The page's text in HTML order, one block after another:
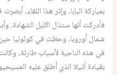
بمباركة البابا، وإثر هذا اللقاء،
فأدركت أنها ستنال اكليل الشهادة،
شمال أوروبا، وحطت في كولونيا
في هذه الناحية لأسباب طارئة،
بقيادة أتيلا الذي أطلق عليه